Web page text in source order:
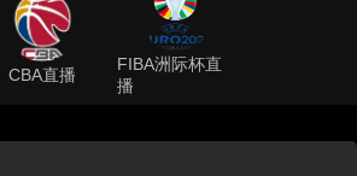
CBA直播
FIBA洲际杯直
播